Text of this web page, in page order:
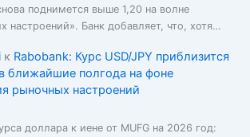
поднимется выше 1,20 на волне
настроений». Банк добавляет, что, хотя…
к Rabobank: Курс USD/JPY приблизится
ближайшие полгода на фоне
рыночных настроений
доллара к иене от MUFG на 2026 год: